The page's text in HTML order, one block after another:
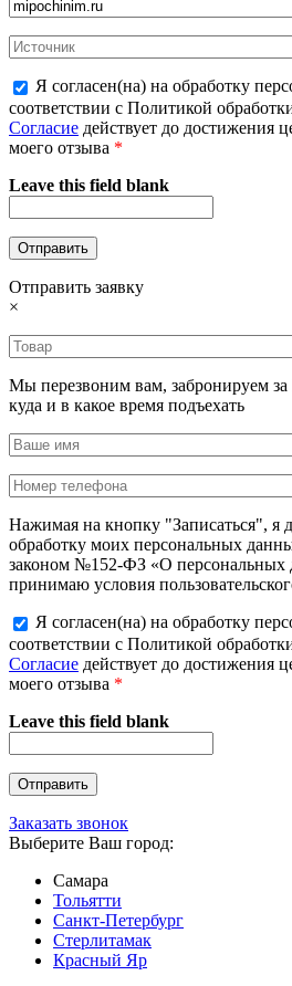
Я согласен(на) на обработку
соответствии с Политикой
Согласие действует до достижения
моего отзыва *
Leave this field blank
Отправить заявку
×
Мы перезвоним вам, забронируем
куда и в какое время подъехать
Нажимая на кнопку "Записаться", я
обработку моих персональных
законом №152-ФЗ «О персональных
принимаю условия
Я согласен(на) на обработку
соответствии с Политикой
Согласие действует до достижения
моего отзыва *
Leave this field blank
Заказать звонок
Выберите Ваш город:
Самара
Тольятти
Санкт-Петербург
Стерлитамак
Красный Яр